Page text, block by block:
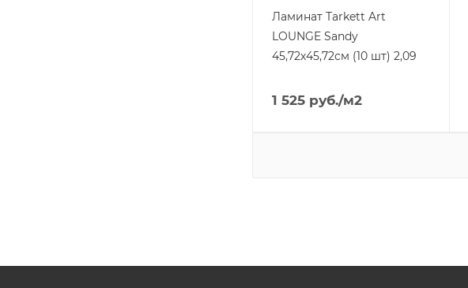
Ламинат Tarkett Art
LOUNGE Sandy
45,72х45,72см (10 шт) 2,09
1 525 руб./м2